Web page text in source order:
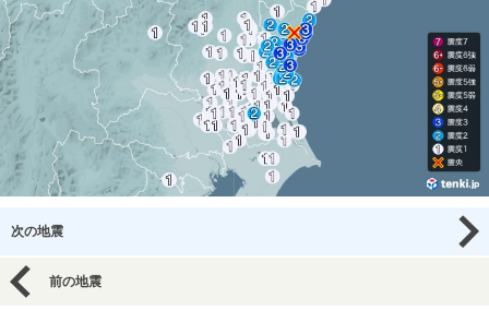
次の地震
前の地震